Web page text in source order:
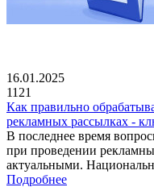
16.01.2025
1121
Как правильно
рекламных рассылках -
В последнее время
при проведении
актуальными.
Подробнее